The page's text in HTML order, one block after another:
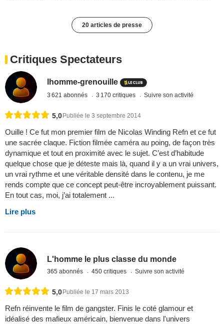
20 articles de presse
Critiques Spectateurs
lhomme-grenouille
3 621 abonnés 3 170 critiques Suivre son activité
5,0 Publiée le 3 septembre 2014
Ouille ! Ce fut mon premier film de Nicolas Winding Refn et ce fut
une sacrée claque. Fiction filmée caméra au poing, de façon très
dynamique et tout en proximité avec le sujet. C’est d’habitude
quelque chose que je déteste mais là, quand il y a un vrai univers,
un vrai rythme et une véritable densité dans le contenu, je me
rends compte que ce concept peut-être incroyablement puissant.
En tout cas, moi, j’ai totalement ...
Lire plus
L'homme le plus classe du monde
365 abonnés 450 critiques Suivre son activité
5,0 Publiée le 17 mars 2013
Refn réinvente le film de gangster. Finis le coté glamour et
idéalisé des mafieux américain, bienvenue dans l'univers